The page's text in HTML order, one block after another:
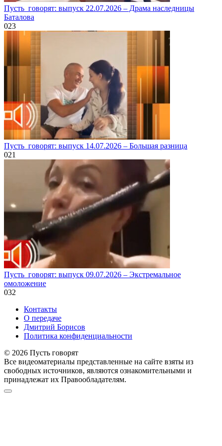
Пусть_говорят: выпуск 22.07.2026 – Драма наследницы
Баталова
023
Пусть_говорят: выпуск 14.07.2026 – Большая разница
021
Пусть_говорят: выпуск 09.07.2026 – Экстремальное
омоложение
032
Контакты
О передаче
Дмитрий Борисов
Политика конфиденциальности
© 2026 Пусть говорят
Все видеоматериалы представленные на сайте взяты из
свободных источников, являются ознакомительными и
принадлежат их Правообладателям.